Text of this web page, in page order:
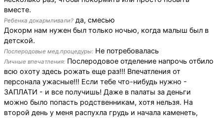
вместе.
Ребенка докармливали? да, смесью
Докорм нам нужен был только ночью, когда малыш был в
детской.
Послеродовые мед.процедуры: Не потребовалась
Личные впечатления: Послеродовое отделение напрочь отбило
всю охоту здесь рожать еще раз!!! Впечатления от
персонала ужасные!!! Если тебе что-нибудь нужно -
ЗАПЛАТИ - и все получишь! Даже в палаты за деньги
можно было попасть родственникам, хотя нельзя. На
второй день у меня распухла грудь и начала каменеть,